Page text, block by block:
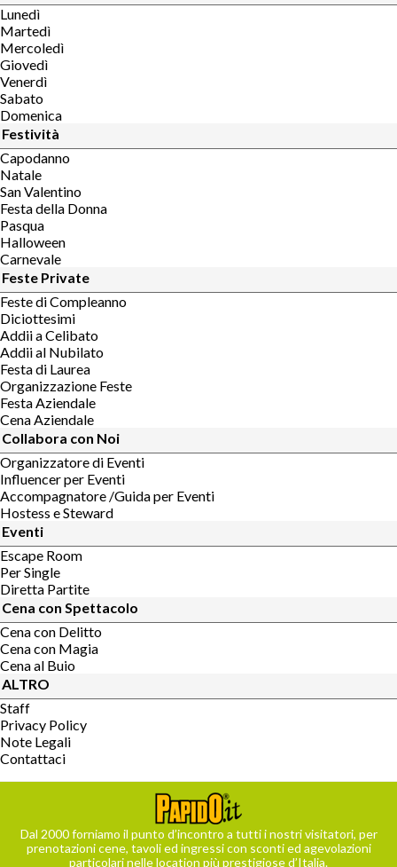
Lunedì
Martedì
Mercoledì
Giovedì
Venerdì
Sabato
Domenica
Festività
Capodanno
Natale
San Valentino
Festa della Donna
Pasqua
Halloween
Carnevale
Feste Private
Feste di Compleanno
Diciottesimi
Addii a Celibato
Addii al Nubilato
Festa di Laurea
Organizzazione Feste
Festa Aziendale
Cena Aziendale
Collabora con Noi
Organizzatore di Eventi
Influencer per Eventi
Accompagnatore /Guida per Eventi
Hostess e Steward
Eventi
Escape Room
Per Single
Diretta Partite
Cena con Spettacolo
Cena con Delitto
Cena con Magia
Cena al Buio
ALTRO
Staff
Privacy Policy
Note Legali
Contattaci
Dal 2000 forniamo il punto d’incontro a tutti i nostri visitatori, per
prenotazioni cene, tavoli ed ingressi con sconti ed agevolazioni
particolari nelle location più prestigiose d’Italia.